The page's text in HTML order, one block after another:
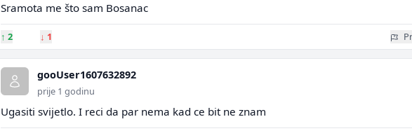
Sramota me što sam Bosanac
↑ 2 ↓ 1
gooUser1607632892
prije 1 godinu
Ugasiti svijetlo. I reci da par nema kad ce bit ne znam